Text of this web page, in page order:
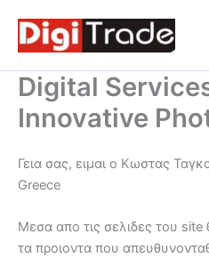
στο
περιεχόμενο
Digital
Innovative
Γεια σας, ειμαι ο Κωστας
Greece
Μεσα απο τις σελιδες του site
τα προιοντα που